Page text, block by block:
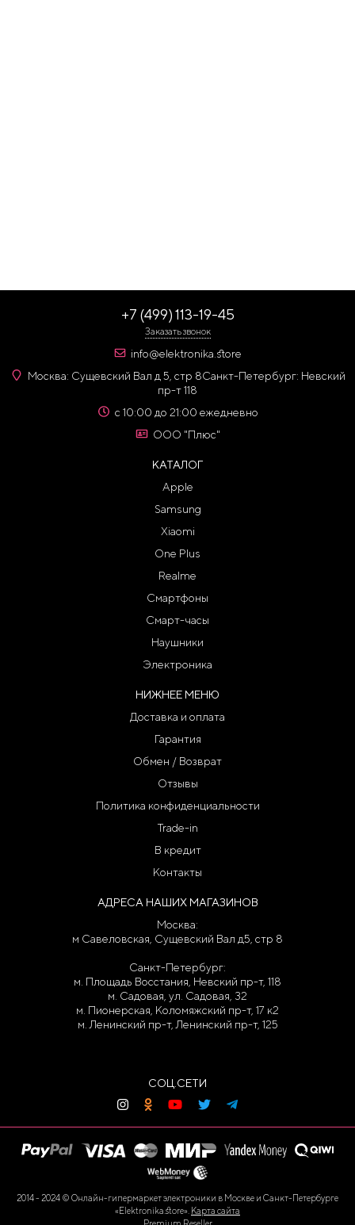
+7 (499) 113-19-45
Заказать звонок
info@elektronika.store
Москва: Сущевский Вал д 5, стр 8Санкт-Петербург: Невский
пр-т 118
с 10:00 до 21:00 ежедневно
ООО "Плюс"
КАТАЛОГ
Apple
Samsung
Xiaomi
One Plus
Realme
Смартфоны
Смарт-часы
Наушники
Электроника
НИЖНЕЕ МЕНЮ
Доставка и оплата
Гарантия
Обмен / Возврат
Отзывы
Политика конфиденциальности
Trade-in
В кредит
Контакты
АДРЕСА НАШИХ МАГАЗИНОВ
Москва:
м Савеловская, Сущевский Вал д5, стр 8
Санкт-Петербург:
м. Площадь Восстания, Невский пр-т, 118
м. Садовая, ул. Садовая, 32
м. Пионерская, Коломяжский пр-т, 17 к2
м. Ленинский пр-т, Ленинский пр-т, 125
СОЦ.СЕТИ
2014 - 2024 © Онлайн-гипермаркет электроники в Москве и Санкт-Петербурге
«Elektronika.store». Карта сайта
Premium Reseller